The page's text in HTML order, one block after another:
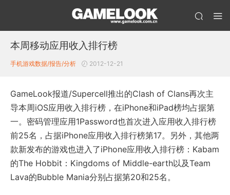
本周移动应用收入排行榜
手机游戏数据/报告/分析 2012-12-21
GameLook报道/Supercell推出的Clash of Clans再次主
导本周iOS应用收入排行榜，在iPhone和iPad榜均占据第
一。密码管理应用1Password也首次进入应用收入排行榜
前25名，占据iPhone应用收入排行榜第17。另外，其他两
款新发布的游戏也进入了iPhone应用收入排行榜：Kabam
的The Hobbit：Kingdoms of Middle-earth以及Team
Lava的Bubble Mania分别占据第20和25名。